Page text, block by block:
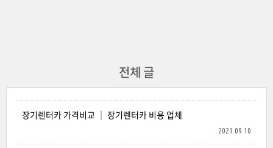
전체 글
장기렌터카 가격비교 │ 장기렌터카 비용 업체
2021.09.10